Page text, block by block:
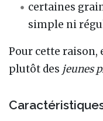
certaines
simple ni
Pour cette raison,
plutôt des jeunes